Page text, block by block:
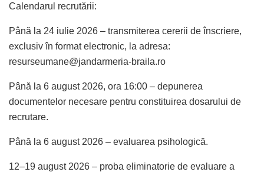
Calendarul recrutării:
Până la 24 iulie 2026 – transmiterea cererii de înscriere,
exclusiv în format electronic, la adresa:
resurseumane@jandarmeria-braila.ro
Până la 6 august 2026, ora 16:00 – depunerea
documentelor necesare pentru constituirea dosarului de
recrutare.
Până la 6 august 2026 – evaluarea psihologică.
12–19 august 2026 – proba eliminatorie de evaluare a